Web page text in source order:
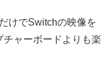
けでSwitchの映像を
ャーボードよりも楽